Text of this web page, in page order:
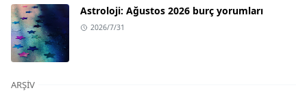
Astroloji: Ağustos 2026 burç yorumları
2026/7/31
ARŞIV